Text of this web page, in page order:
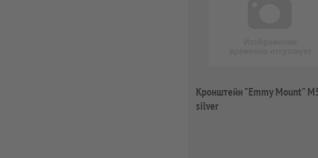
Кронштейн "Emmy Mount"
silver